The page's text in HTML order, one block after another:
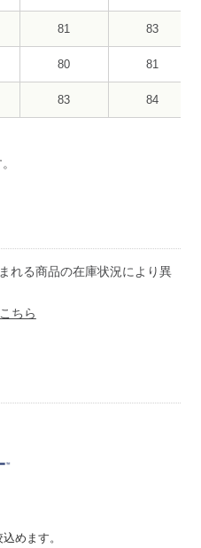
81 83
80 81
83 84
れる商品の在庫状況により異
ちら